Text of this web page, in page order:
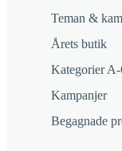
Teman &
Årets butik
Kategorier
Kampanjer
Begagnade